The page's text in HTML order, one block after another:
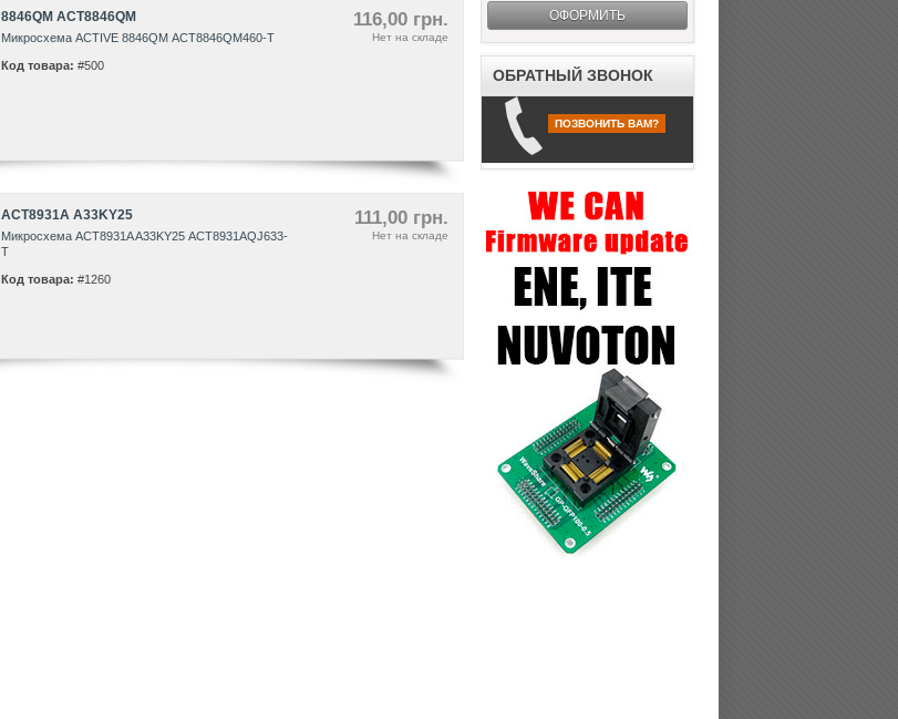
8846QM ACT8846QM
Микросхема ACTIVE 8846QM ACT8846QM460-T
Код товара: #500
116,00 грн.
Нет на складе
ACT8931A A33KY25
Микросхема ACT8931A A33KY25 ACT8931AQJ633-
T
Код товара: #1260
111,00 грн.
Нет на складе
ОФОРМИТЬ
ОБРАТНЫЙ ЗВОНОК
ПОЗВОНИТЬ ВАМ?